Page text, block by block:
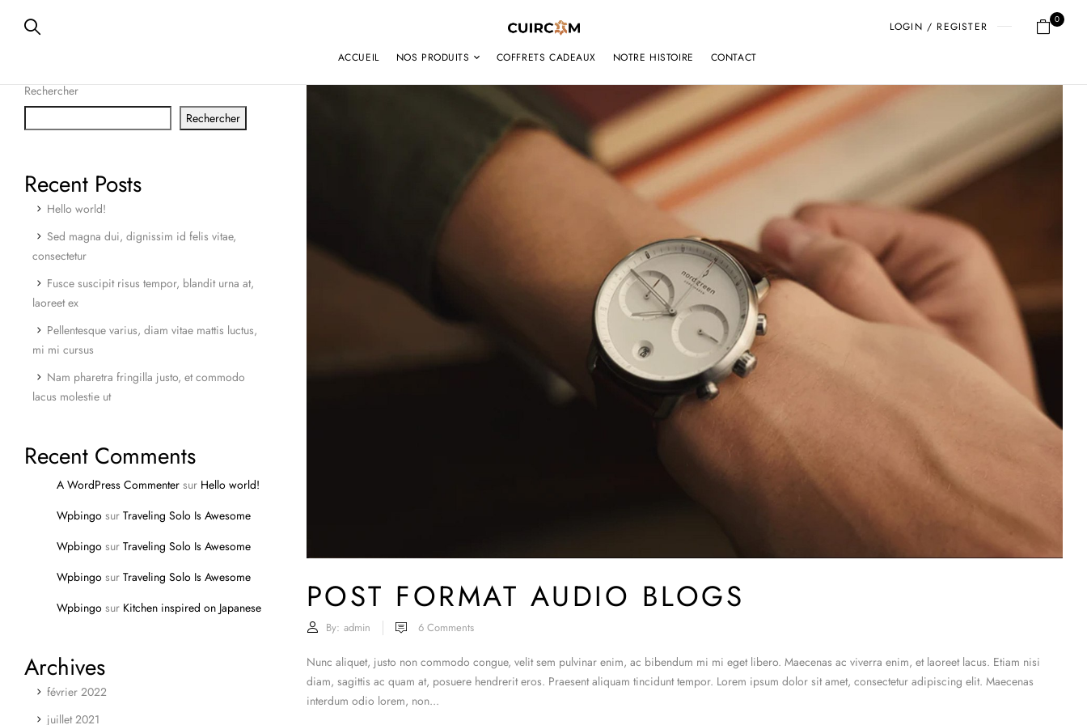
LOGIN / REGISTER
0
ACCUEIL NOS PRODUITS COFFRETS CADEAUX NOTRE HISTOIRE CONTACT
Rechercher
Rechercher
Recent Posts
Hello world!
Sed magna dui, dignissim id felis vitae,
consectetur
Fusce suscipit risus tempor, blandit urna at,
laoreet ex
Pellentesque varius, diam vitae mattis luctus,
mi mi cursus
Nam pharetra fringilla justo, et commodo
lacus molestie ut
Recent Comments
A WordPress Commenter sur Hello world!
Wpbingo sur Traveling Solo Is Awesome
Wpbingo sur Traveling Solo Is Awesome
Wpbingo sur Traveling Solo Is Awesome
Wpbingo sur Kitchen inspired on Japanese
Archives
février 2022
juillet 2021
POST FORMAT AUDIO BLOGS
By: admin 6Comments
Nunc aliquet, justo non commodo congue, velit sem pulvinar enim, ac bibendum mi mi eget libero. Maecenas ac viverra enim, et laoreet lacus. Etiam nisi
diam, sagittis ac quam at, posuere hendrerit eros. Praesent aliquam tincidunt tempor. Lorem ipsum dolor sit amet, consectetur adipiscing elit. Maecenas
interdum odio lorem, non...